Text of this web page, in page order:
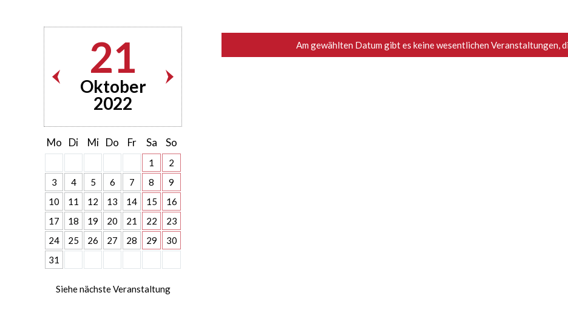
21
Oktober
2022
Mo Di Mi Do Fr Sa So
1
2
3
4 5 6 7 8
9
10
11 12 13 14 15
16
17
18 19 20 21 22
23
24
25 26 27 28 29
30
31
Siehe nächste Veranstaltung
Am gewählten Datum gibt es keine wesentlichen Veranstaltungen,